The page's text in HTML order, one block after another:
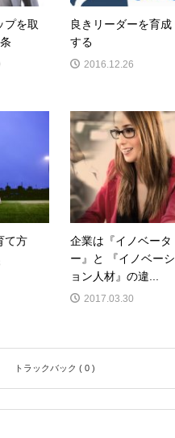
プを取
良きリーダーを育成
する
2016.12.26
て方
企業は『イノベータ
ー』と 『イノベーシ
ョン人材』の違...
2017.03.30
トラックバック ( 0 )